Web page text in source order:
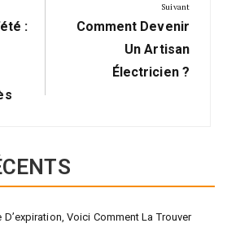
:
Suivant
Suivant:
Comment Devenir
Un Artisan
Électricien ?
Voici Comment La Trouver